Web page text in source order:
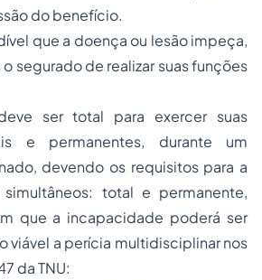
do benefício.
que a doença ou lesão impeça,
segurado de realizar suas funções
ser total para exercer suas
e permanentes, durante um
devendo os requisitos para a
total e permanente,
que a incapacidade poderá ser
viável a perícia multidisciplinar nos
da TNU: